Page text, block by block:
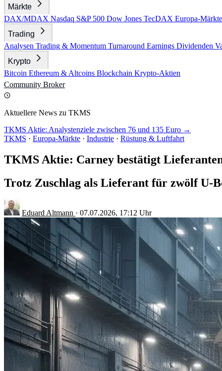
Märkte
DAX/MDAX Nasdaq S&P 500 Dow Jones TecDAX Europa-
Trading
Analysen Trading & Momentum Turnaround Earnings Dividenden
Krypto
Bitcoin Ethereum & Altcoins Blockchain Krypto-Aktien
Community Broker
Aktuellere News zu TKMS
TKMS Aktie: Analystenziele zwischen 76 und 135 Euro →
TKMS · Europa-Märkte · Industrie · Rüstung & Luftfahrt
TKMS Aktie: Carney bestätigt
Trotz Zuschlag als Lieferant für zwölf U-
Eduard Altmann · 07.07.2026, 17:12 Uhr